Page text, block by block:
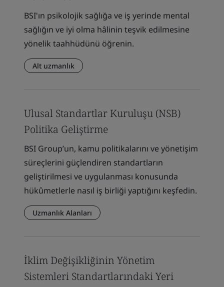
BSI'ın psikolojik sağlığa ve iş yerinde mental
sağlığın ve iyi olma hâlinin teşvik edilmesine
yönelik taahhüdünü öğrenin.
Alt uzmanlık
Ulusal Standartlar Kuruluşu (NSB)
Politika Geliştirme
BSI Group’un, kamu politikalarını ve yönetişim
süreçlerini güçlendiren standartların
geliştirilmesi ve uygulanması konusunda
hükûmetlerle nasıl iş birliği yaptığını keşfedin.
Uzmanlık Alanları
İklim Değişikliğinin Yönetim
Sistemleri Standartlarındaki Yeri